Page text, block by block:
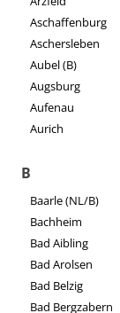
Aschaffenburg
Aschersleben
Aubel (B)
Augsburg
Aufenau
Aurich
B
Baarle (NL/B)
Bachheim
Bad Aibling
Bad Arolsen
Bad Belzig
Bad Bergzabern